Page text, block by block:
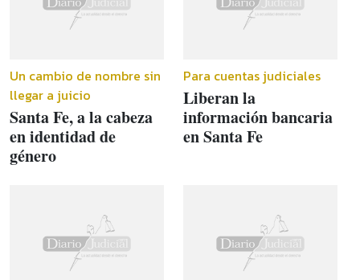
Un cambio de nombre sin
llegar a juicio
Santa Fe, a la cabeza
en identidad de
género
Para cuentas judiciales
Liberan la
información bancaria
en Santa Fe